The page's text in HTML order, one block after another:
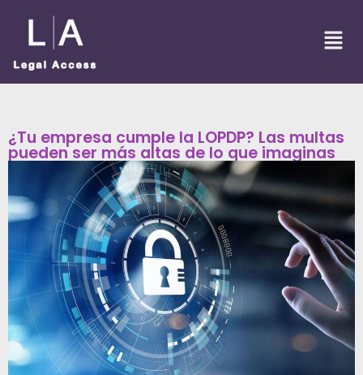
¿Tu empresa cumple la LOPDP? Las multas
pueden ser más altas de lo que imaginas